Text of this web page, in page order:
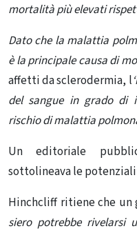
mortalità più elevati
Dato che la malattia
è la principale causa di
affetti da sclerodermia, l
del sangue in grado di
rischio di malattia
Un editoriale
sottolineava le
Hinchcliff ritiene che un
siero potrebbe rivelarsi